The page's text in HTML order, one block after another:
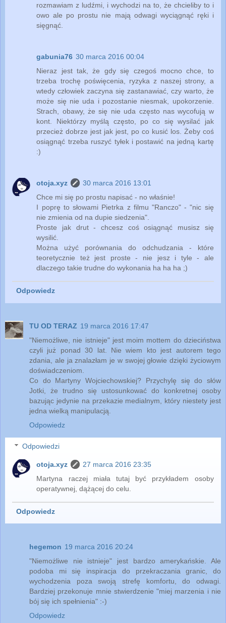
rozmawiam z ludźmi, i wychodzi na to, że chcieliby to i
owo ale po prostu nie mają odwagi wyciągnąć ręki i
sięgnąć.
gabunia76 30 marca 2016 00:04
Nieraz jest tak, że gdy się czegoś mocno chce, to
trzeba trochę poświęcenia, ryzyka z naszej strony, a
wtedy człowiek zaczyna się zastanawiać, czy warto, że
może się nie uda i pozostanie niesmak, upokorzenie.
Strach, obawy, że się nie uda często nas wycofują w
kont. Niektórzy myślą często, po co się wysilać jak
przecież dobrze jest jak jest, po co kusić los. Żeby coś
osiągnąć trzeba ruszyć tyłek i postawić na jedną kartę
:)
otoja.xyz
30 marca 2016 13:01
Chce mi się po prostu napisać - no właśnie!
I poprę to słowami Pietrka z filmu "Ranczo" - "nic się
nie zmienia od na dupie siedzenia".
Proste jak drut - chcesz coś osiągnąć musisz się
wysilić.
Można użyć porównania do odchudzania - które
teoretycznie też jest proste - nie jesz i tyle - ale
dlaczego takie trudne do wykonania ha ha ha ;)
Odpowiedz
TU OD TERAZ 19 marca 2016 17:47
"Niemożliwe, nie istnieje" jest moim mottem do dzieciństwa
czyli już ponad 30 lat. Nie wiem kto jest autorem tego
zdania, ale ja znalazłam je w swojej głowie dzięki życiowym
doświadczeniom.
Co do Martyny Wojciechowskiej? Przychylę się do słów
Jotki, że trudno się ustosunkować do konkretnej osoby
bazując jedynie na przekazie medialnym, który niestety jest
jedna wielką manipulacją.
Odpowiedz
Odpowiedzi
otoja.xyz
27 marca 2016 23:35
Martyna raczej miała tutaj być przykładem osoby
operatywnej, dążącej do celu.
Odpowiedz
hegemon 19 marca 2016 20:24
"Niemożliwe nie istnieje" jest bardzo amerykańskie. Ale
podoba mi się inspiracja do przekraczania granic, do
wychodzenia poza swoją strefę komfortu, do odwagi.
Bardziej przekonuje mnie stwierdzenie "miej marzenia i nie
bój się ich spełnienia" :-)
Odpowiedz